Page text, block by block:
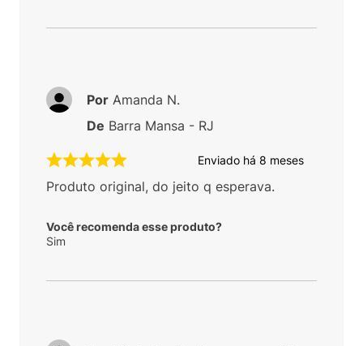
Enviado há 8 meses
Produto original, do jeito q esperava.
Você recomenda esse produto?
Sim
Por Amanda N.
De Barra Mansa - RJ